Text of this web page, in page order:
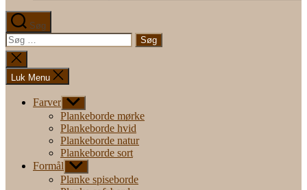
Søg
Søg
efter:
Luk
søgning
Luk Menu
Farver Vis
undermenu
Plankeborde mørke
Plankeborde hvid
Plankeborde natur
Plankeborde sort
Formål Vis
undermenu
Planke spiseborde